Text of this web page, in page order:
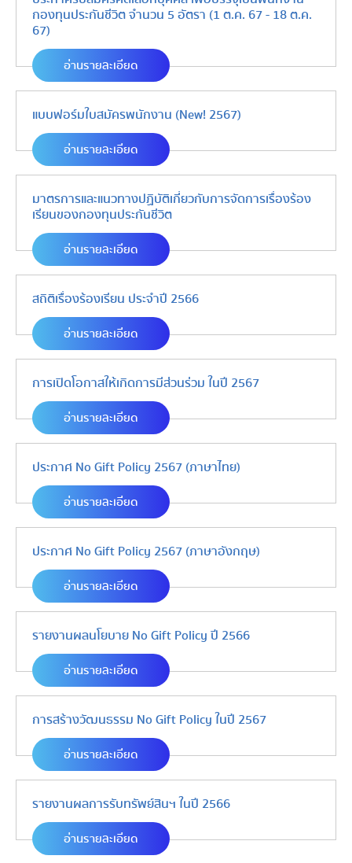
กองทุนประกันชีวิต จำนวน 5 อัตรา (1 ต.ค. 67 - 18 ต.ค.
67)
อ่านรายละเอียด
แบบฟอร์มใบสมัครพนักงาน (New! 2567)
อ่านรายละเอียด
มาตรการและแนวทางปฏิบัติเกี่ยวกับการจัดการเรื่องร้อง
เรียนของกองทุนประกันชีวิต
อ่านรายละเอียด
สถิติเรื่องร้องเรียน ประจำปี 2566
อ่านรายละเอียด
การเปิดโอกาสให้เกิดการมีส่วนร่วม ในปี 2567
อ่านรายละเอียด
ประกาศ No Gift Policy 2567 (ภาษาไทย)
อ่านรายละเอียด
ประกาศ No Gift Policy 2567 (ภาษาอังกฤษ)
อ่านรายละเอียด
รายงานผลนโยบาย No Gift Policy ปี 2566
อ่านรายละเอียด
การสร้างวัฒนธรรม No Gift Policy ในปี 2567
อ่านรายละเอียด
รายงานผลการรับทรัพย์สินฯ ในปี 2566
อ่านรายละเอียด